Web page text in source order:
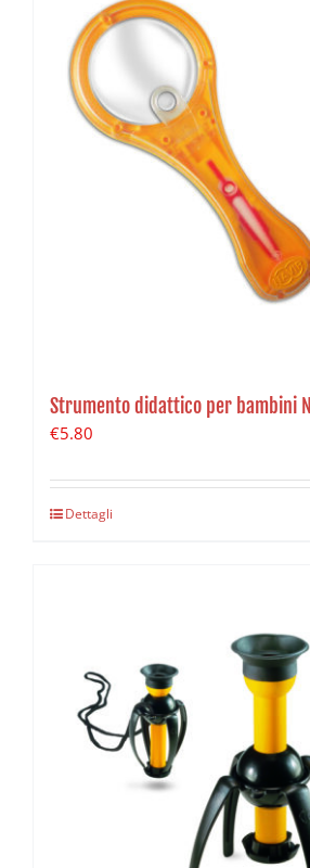
Strumento didattico per bambini
€5.80
Dettagli